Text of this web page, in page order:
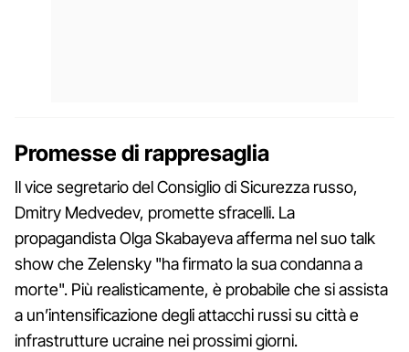
Promesse di rappresaglia
Il vice segretario del Consiglio di Sicurezza russo,
Dmitry Medvedev, promette sfracelli. La
propagandista Olga Skabayeva afferma nel suo talk
show che Zelensky "ha firmato la sua condanna a
morte". Più realisticamente, è probabile che si assista
a un’intensificazione degli attacchi russi su città e
infrastrutture ucraine nei prossimi giorni.